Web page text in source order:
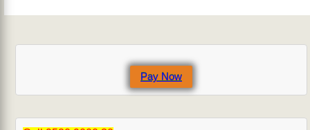
Pay Now